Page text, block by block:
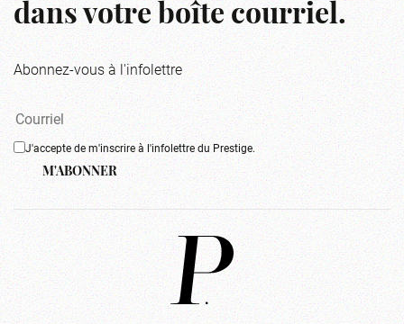
dans votre boîte courriel.
Abonnez-vous à l'infolettre
J'accepte de m'inscrire à l'infolettre du Prestige.
M'ABONNER